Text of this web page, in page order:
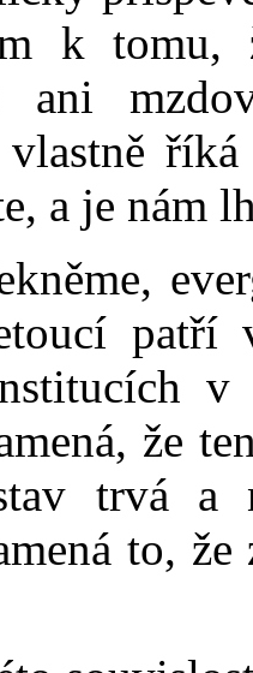
k tomu,
ani
a je nám
patří
v
že
trvá a
to,